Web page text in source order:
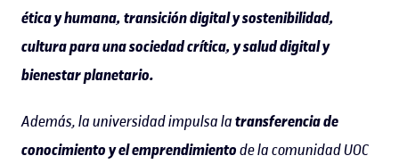
ética y humana, transición digital y sostenibilidad,
cultura para una sociedad crítica, y salud digital y
bienestar planetario.
Además, la universidad impulsa latransferencia de
conocimiento y el emprendimientode la comunidad UOC